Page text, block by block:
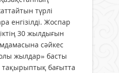
түрлі
енгізілді. Жоспар
30 жылдығын
сәйкес
жылдар» басты
бағытта